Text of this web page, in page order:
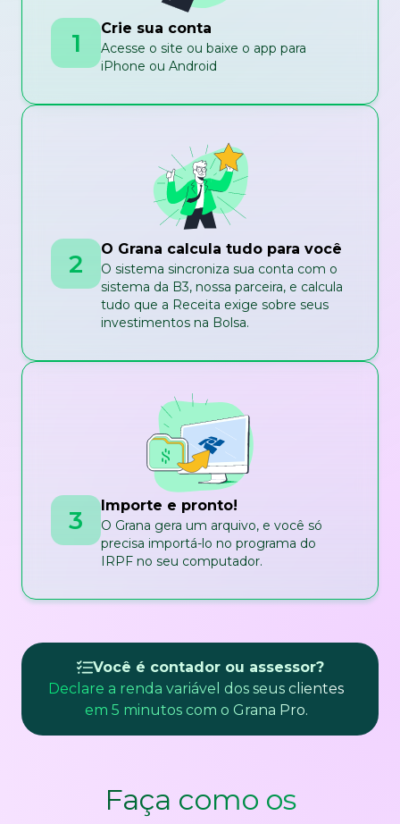
1 Crie sua conta
Acesse o site ou baixe o app para
iPhone ou Android
2 O Grana calcula tudo para você
O sistema sincroniza sua conta com o
sistema da B3, nossa parceira, e calcula
tudo que a Receita exige sobre seus
investimentos na Bolsa.
3 Importe e pronto!
O Grana gera um arquivo, e você só
precisa importá-lo no programa do
IRPF no seu computador.
Você é contador ou assessor?
Declare a renda variável dos seus clientes
em 5 minutos com o Grana Pro.
Faça como os